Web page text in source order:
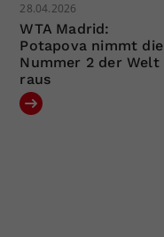
28.04.2026
WTA Madrid:
Potapova nimmt die
Nummer 2 der Welt
raus